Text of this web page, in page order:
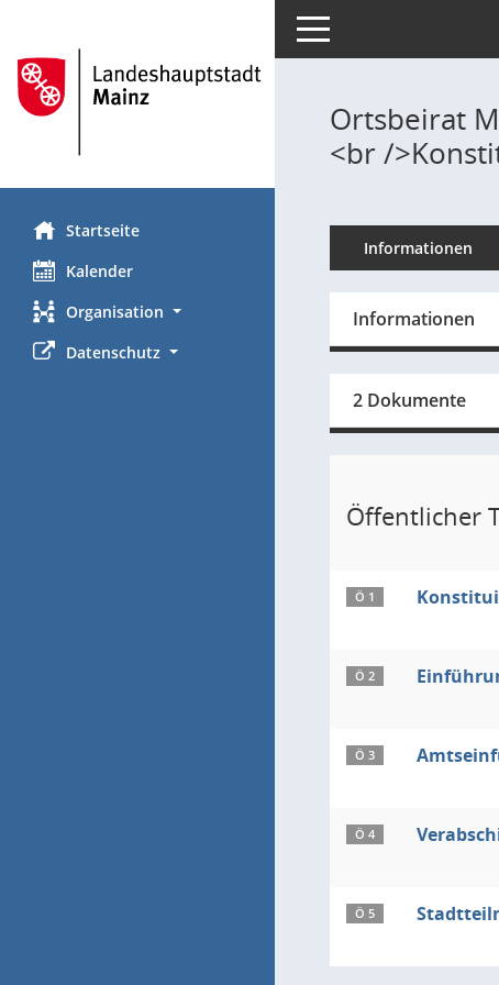
Startseite
Kalender
Organisation
Datenschutz
Toggle navigation
Ortsbeirat
<br /
Informationen
Informationen
2 Dokumente
Öffentlicher
Ö 1
Ö 2
Ö 3
Ö 4
Ö 5